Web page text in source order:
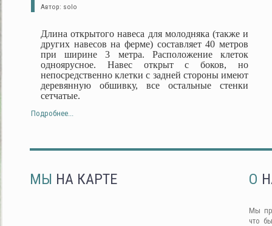
Автор: solo
Длина открытого навеса для молодняка (также и
других навесов на ферме) составляет 40 метров
при ширине 3 метра. Расположение клеток
одноярусное. Навес открыт с боков, но
непосредственно клетки с задней стороны имеют
деревянную обшивку, все остальные стенки
сетчатые.
Подробнее...
МЫ НА КАРТЕ О
Мы
что